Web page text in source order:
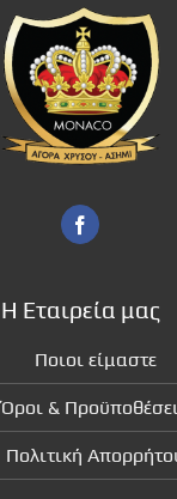
Η Εταιρεία μας
Ποιοι είμαστε
Όροι &
Πολιτική